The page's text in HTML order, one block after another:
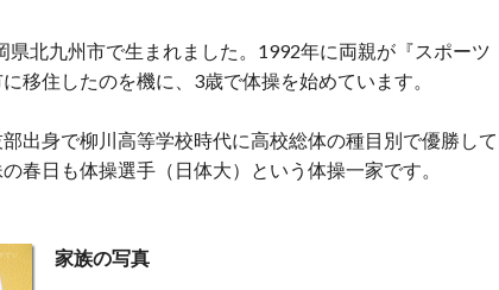
北九州市で生まれました。1992年に両親が『スポーツ
移住したのを機に、3歳で体操を始めています。
出身で柳川高等学校時代に高校総体の種目別で優勝して
春日も体操選手（日体大）という体操一家です。
家族の写真